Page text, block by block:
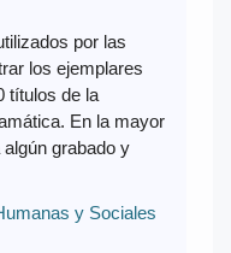
por las
los ejemplares
títulos de la
En la mayor
grabado y
y Sociales